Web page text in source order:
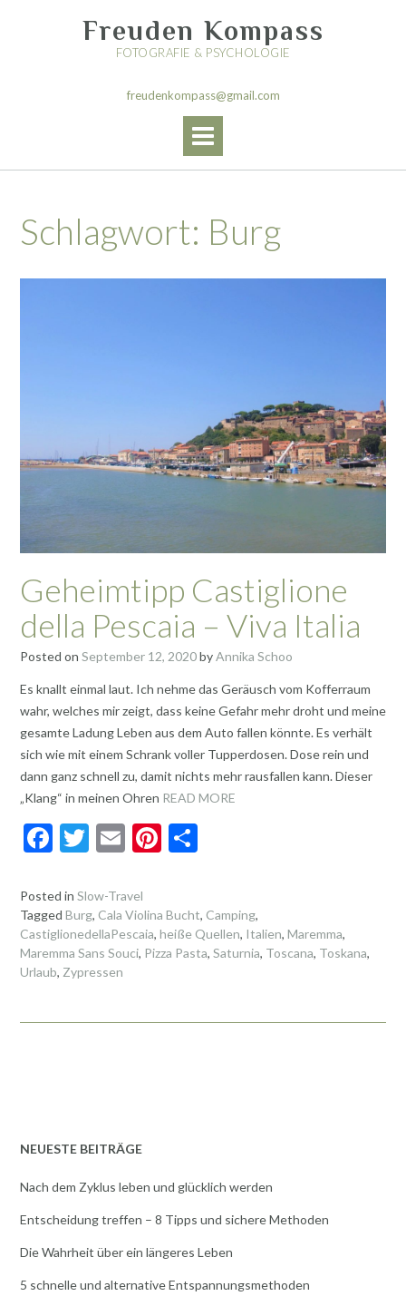
Freuden Kompass
FOTOGRAFIE & PSYCHOLOGIE
freudenkompass@gmail.com
Schlagwort: Burg
Geheimtipp Castiglione
della Pescaia – Viva Italia
Posted on September 12, 2020byAnnika Schoo
Es knallt einmal laut. Ich nehme das Geräusch vom Kofferraum
wahr, welches mir zeigt, dass keine Gefahr mehr droht und meine
gesamte Ladung Leben aus dem Auto fallen könnte. Es verhält
sich wie mit einem Schrank voller Tupperdosen. Dose rein und
dann ganz schnell zu, damit nichts mehr rausfallen kann. Dieser
„Klang“ in meinen Ohren READ MORE
F
e
b
o
o
T
itt
er
E
ai
l
Pi
es
t
n
Posted in Slow-Travel
Tagged Burg, Cala Violina Bucht, Camping,
CastiglionedellaPescaia, heiße Quellen, Italien, Maremma,
Maremma Sans Souci, Pizza Pasta, Saturnia, Toscana, Toskana,
Urlaub, Zypressen
NEUESTE BEITRÄGE
Nach dem Zyklus leben und glücklich werden
Entscheidung treffen – 8 Tipps und sichere Methoden
Die Wahrheit über ein längeres Leben
5 schnelle und alternative Entspannungsmethoden